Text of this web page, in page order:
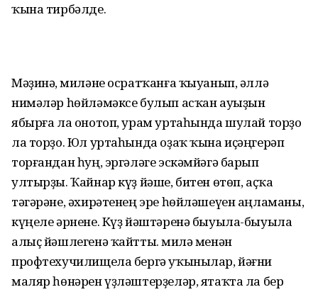
ҡына тирбәлде.
Мәҙинә, Әмиләне осратҡанға ҡыуанып, әллә
нимәләр һөйләмәксе булып асҡан ауыҙын
ябырға ла онотоп, урам уртаһында шулай торҙо
ла торҙо. Юл уртаһында оҙаҡ ҡына иҫәңгерәп
торғандан һуң, эргәләге эскәмйәгә барып
ултырҙы. Ҡайнар күҙ йәше, битен өтөп, аҫҡа
тәгәрәне, әхирәтенең эре һөйләшеүен аңламаны,
күңеле әрнене. Күҙ йәштәренә быуыла-быуыла
алыҫ йәшлегенә ҡайтты. Әмилә менән
профтехучилищела бергә уҡынылар, йәғни
маляр һөнәрен үҙләштерҙеләр, ятаҡта ла бер